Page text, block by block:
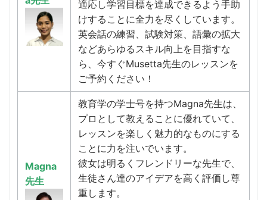
適応し学習目標を達成できるよう手助
けすることに全力を尽くしています。
英会話の練習、試験対策、語彙の拡大
などあらゆるスキル向上を目指すな
ら、今すぐMusetta先生のレッスンを
ご予約ください！
Magna
先生
教育学の学士号を持つMagna先生は、
プロとして教えることに優れていて、
レッスンを楽しく魅力的なものにする
ことに力を注いでいます。
彼女は明るくフレンドリーな先生で、
生徒さん達のアイデアを高く評価し尊
重します。